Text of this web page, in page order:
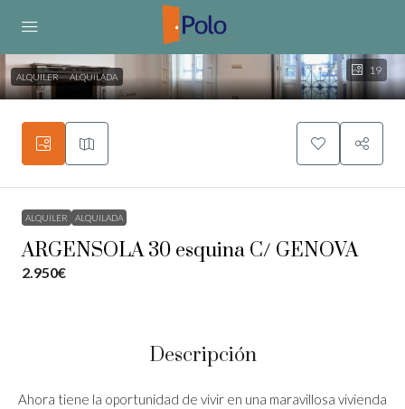
19
ALQUILER ALQUILADA
ALQUILER ALQUILADA
ARGENSOLA 30 esquina C/ GENOVA
2.950€
Descripción
Ahora tiene la oportunidad de vivir en una maravillosa vivienda